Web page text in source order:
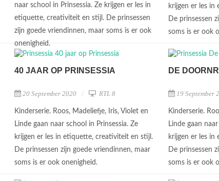
naar school in Prinsessia. Ze krijgen er les in
etiquette, creativiteit en stijl. De prinsessen
zijn goede vriendinnen, maar soms is er ook
onenigheid.
krijgen er les
De prinsessen
soms is er ook
40 JAAR OP PRINSESSIA
20 September 2020 RTL 8
Kinderserie. Roos, Madeliefje, Iris, Violet en
Linde gaan naar school in Prinsessia. Ze
krijgen er les in etiquette, creativiteit en stijl.
De prinsessen zijn goede vriendinnen, maar
soms is er ook onenigheid.
DE
19 September
Kinderserie.
Linde gaan
krijgen er les
De prinsessen
soms is er ook